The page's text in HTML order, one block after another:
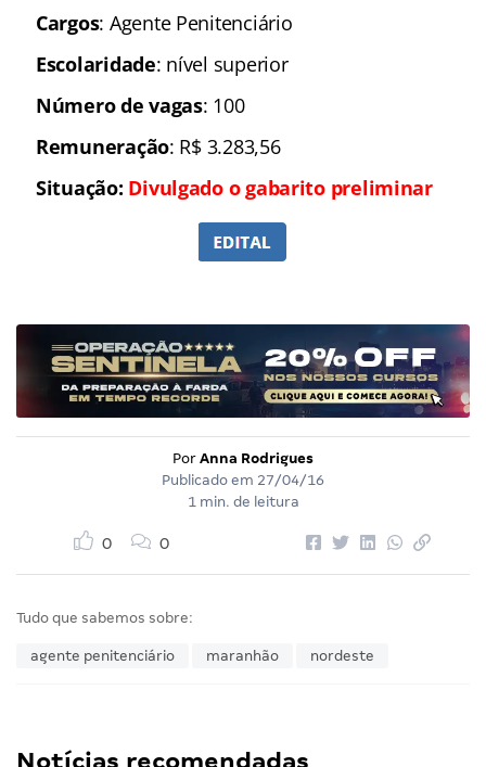
Cargos: Agente Penitenciário
Escolaridade: nível superior
Número de vagas: 100
Remuneração: R$ 3.283,56
Situação: Divulgado o gabarito preliminar
Por Anna Rodrigues
Publicado em 27/04/16
1 min. de leitura
0 0
Tudo que sabemos sobre:
agente penitenciário maranhão nordeste
Notícias recomendadas